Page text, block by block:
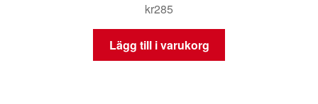
kr285
Lägg till i varukorg